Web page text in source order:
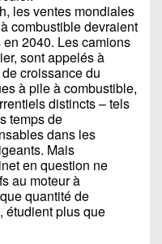
les ventes mondiales
combustible devraient
2040. Les camions
sont appelés à
croissance du
à pile à combustible,
distincts – tels
temps de
dans les
Mais
en question ne
au moteur à
quantité de
étudient plus que